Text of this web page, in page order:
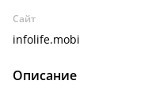
Сайт
infolife.mobi
Описание